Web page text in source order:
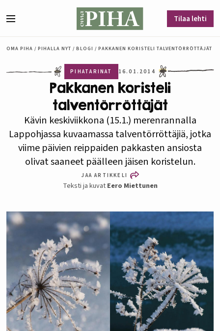
Tilaa lehti
OMA PIHA / PIHALLA NYT / BLOGI / PAKKANEN KORISTELI TALVENTÖRRÖTTÄJÄT
PIHATARINAT 16.01.2014
Pakkanen koristeli
talventörröttäjät
Kävin keskiviikkona (15.1.) merenrannalla
Lappohjassa kuvaamassa talventörröttäjiä, jotka
viime päivien reippaiden pakkasten ansiosta
olivat saaneet päälleen jäisen koristelun.
JAA ARTIKKELI
Teksti ja kuvat Eero Miettunen